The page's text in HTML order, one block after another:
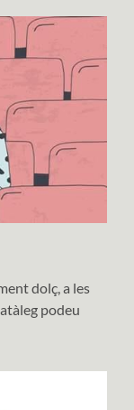
dolç, a les
podeu